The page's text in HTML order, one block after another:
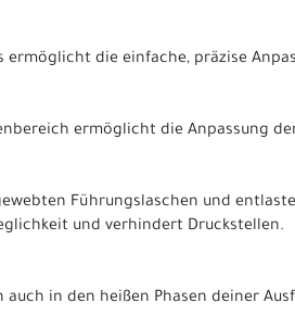
ermöglicht die einfache, präzise
ermöglicht die Anpassung
Führungslaschen und
und verhindert Druckstellen.
auch in den heißen Phasen deiner